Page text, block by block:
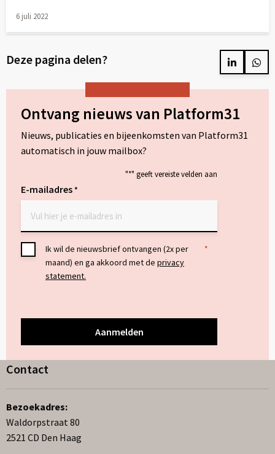
6 juli 2022
over
Deze pagina delen?
Delen
LinkedIn
Ontvang nieuws van Platform31
Nieuws, publicaties en bijeenkomsten van Platform31
automatisch in jouw mailbox?
"*" geeft vereiste velden aan
E-mailadres*
Toestemming
Ik wil de nieuwsbrief ontvangen (2x per
maand) en ga akkoord met de privacy
statement.
*
Contact
Bezoekadres:
Waldorpstraat 80
2521 CD Den Haag